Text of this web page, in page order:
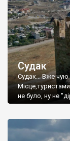
Судак
Судак... Вже чую
не було, ну не